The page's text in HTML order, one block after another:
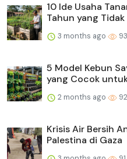
10 Ide Usaha
Tahun yang Tidak
3 months ago 93
5 Model Kebun
yang Cocok untuk
2 months ago 92
Krisis Air Bersih
Palestina di Gaza